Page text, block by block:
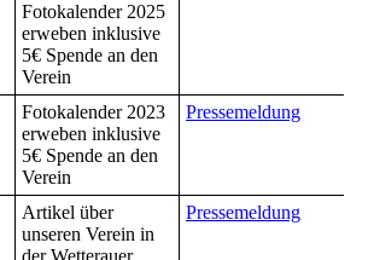
Fotokalender 2025
erweben inklusive
5€ Spende an den
Verein
Fotokalender 2023
erweben inklusive
5€ Spende an den
Verein
Pressemeldung
Artikel über
unseren Verein in
Pressemeldung